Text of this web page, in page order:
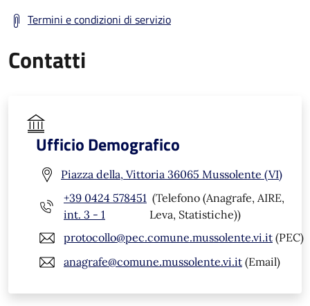
Termini e condizioni di servizio
Contatti
Ufficio Demografico
Piazza della, Vittoria 36065 Mussolente (VI)
+39 0424 578451
int. 3 - 1
(Telefono (Anagrafe, AIRE,
Leva, Statistiche))
protocollo@pec.comune.mussolente.vi.it (PEC)
anagrafe@comune.mussolente.vi.it (Email)